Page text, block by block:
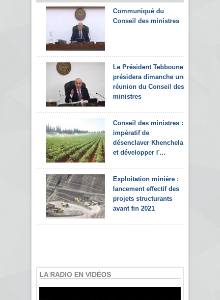
Communiqué du
Conseil des ministres
Le Président Tebboune
présidera dimanche une
réunion du Conseil des
ministres
Conseil des ministres :
impératif de
désenclaver Khenchela
et développer l'...
Exploitation minière :
lancement effectif des
projets structurants
avant fin 2021
LA RADIO EN VIDÉOS